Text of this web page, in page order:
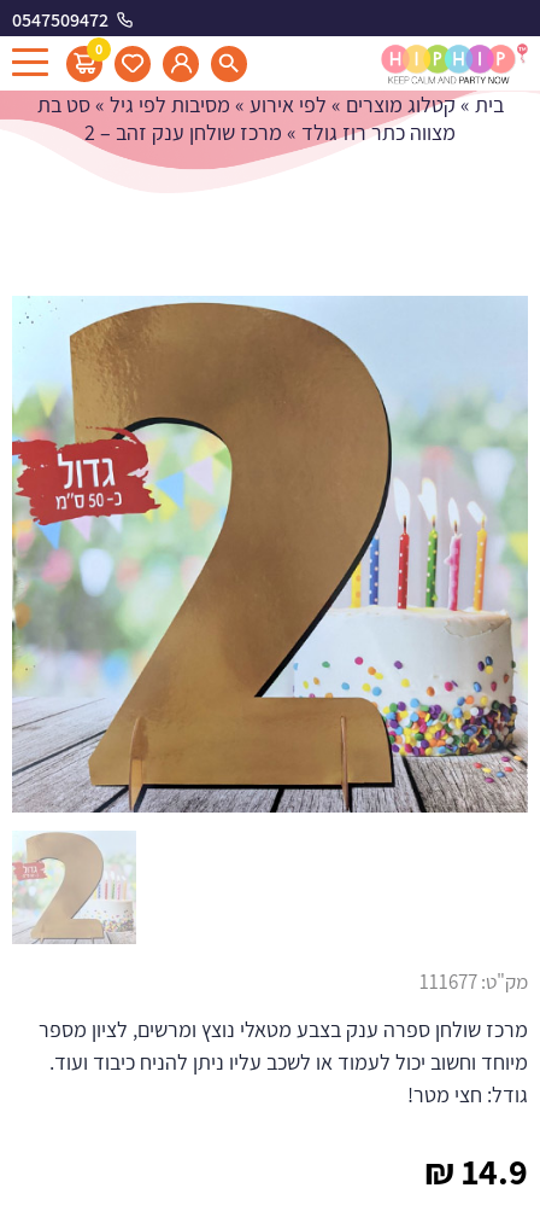
0547509472
0
מרכז שולחן ענק זהב - 2
בית »קטלוג מוצרים » לפי אירוע » מסיבות לפי גיל »סט בת
מצווה כתר רוז גולד » מרכז שולחן ענק זהב – 2
14.9
₪
מק"ט:111677
מרכז שולחן ספרה ענק בצבע מטאלי נוצץ ומרשים, לציון מספר
מיוחד וחשוב יכול לעמוד או לשכב עליו ניתן להניח כיבוד ועוד.
גודל: חצי מטר!